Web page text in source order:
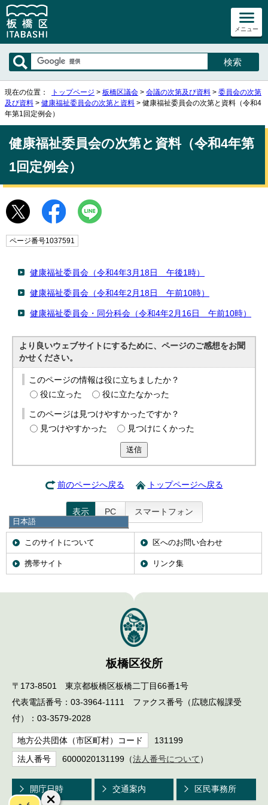
メニュー
日本語
日本語
English
한국어
简体中文
現在の位置： トップページ > 板橋区議会 > 会議の次第及び資料 > 委員会の次第
及び資料 > 健康福祉委員会の次第と資料 > 健康福祉委員会の次第と資料（令和4
年第1回定例会）
健康福祉委員会の次第と資料（令和4年第
1回定例会）
ページ番号1037591
健康福祉委員会（令和4年3月18日 午後1時）
健康福祉委員会（令和4年2月18日 午前10時）
健康福祉委員会・同分科会（令和4年2月16日 午前10時）
より良いウェブサイトにするために、ページのご感想をお聞
かせください。
このページの情報は役に立ちましたか？
役に立った
役に立たなかった
このページは見つけやすかったですか？
見つけやすかった
見つけにくかった
送信
前のページへ戻る トップページへ戻る
表示 PC スマートフォン
このサイトについて 区へのお問い合わせ
携帯サイト リンク集
板橋区役所
〒173-8501 東京都板橋区板橋二丁目66番1号
代表電話番号：03-3964-1111 ファクス番号（広聴広報課受
付）：03-3579-2028
地方公共団体（市区町村）コード 131199
法人番号 6000020131199（法人番号について ）
開庁日時 交通案内 区民事務所